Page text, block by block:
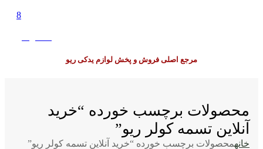
8
مرجع اصلی فروش و پخش لوازم یدکی ریو
محصولات برچسب خورده “خرید
آنلاین تسمه کولر ریو”
خانهمحصولات برچسب خورده “خرید آنلاین تسمه کولر ریو”